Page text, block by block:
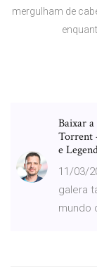
mergulham de
Baixar
Torrent
e
11/03/
galera
mundo